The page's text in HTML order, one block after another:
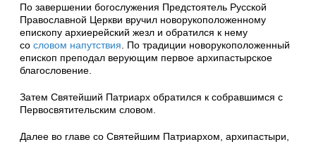
По завершении богослужения Предстоятель Русской
Православной Церкви вручил новорукоположенному
епископу архиерейский жезл и обратился к нему
со словом напутствия. По традиции новорукоположенный
епископ преподал верующим первое архипастырское
благословение.
Затем Святейший Патриарх обратился к собравшимся с
Первосвятительским словом.
Далее во главе со Святейшим Патриархом, архипастыри,